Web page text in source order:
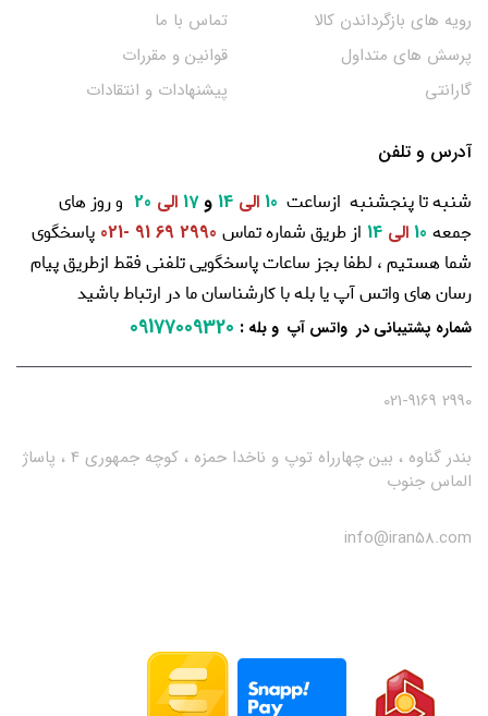
رویه های بازگرداندن کالا
پرسش های متداول
گارانتی
تماس با ما
قوانین و مقررات
پیشنهادات و انتقادات
آدرس و تلفن
شنبه تا پنجشنبه ازساعت 10 الی و17 الی
و روز های
جمعه
الی از طریق شماره تماس 2990 69 91 -021
پاسخگوی
شما هستیم ، لطفا بجز ساعات پاسخگویی تلفنی فقط ازطریق پیام
رسان های واتس آپ یا بله با کارشناسان ما در ارتباط باشید
شماره پشتیبانی در واتس آپ و بله :
09177009320
2990 021-9169
بندر گناوه ، بین چهارراه توپ و ناخدا حمزه ، کوچه جمهوری 4 ، پاساژ
الماس جنوب
info@iran58.com